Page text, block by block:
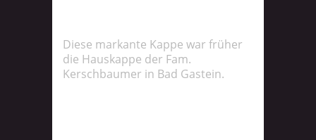
Diese markante Kappe war früher
die Hauskappe der Fam.
Kerschbaumer in Bad Gastein.